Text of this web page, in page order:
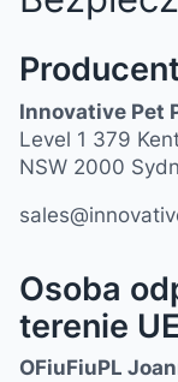
Innovative Pet
Level 1 379
NSW 2000
Osoba
terenie UE
OFiuFiuPL